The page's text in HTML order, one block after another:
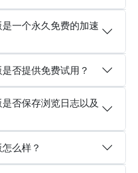
一个永久免费的加速
否提供免费试用？
否保存浏览日志以及
么样？